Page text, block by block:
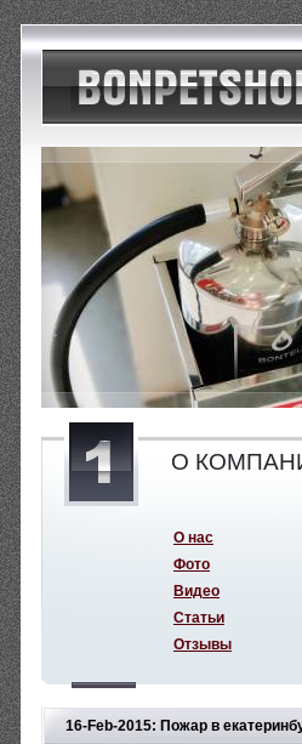
16-Feb-2015: Пожар в
О
О нас
Фото
Видео
Статьи
Отзывы